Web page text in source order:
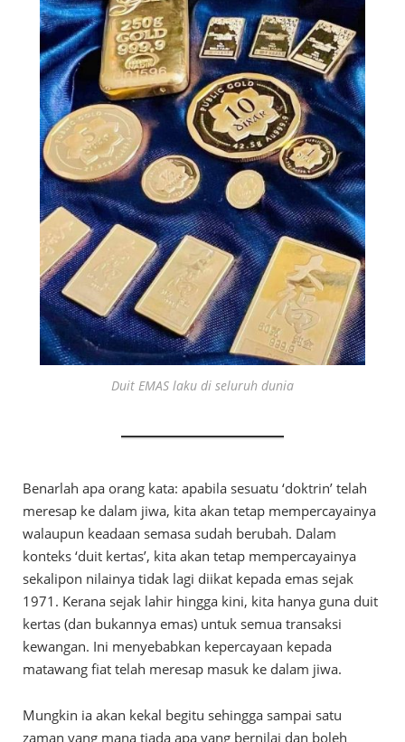
Duit EMAS laku di seluruh dunia
Benarlah apa orang kata: apabila sesuatu ‘doktrin’ telah
meresap ke dalam jiwa, kita akan tetap mempercayainya
walaupun keadaan semasa sudah berubah. Dalam
konteks ‘duit kertas’, kita akan tetap mempercayainya
sekalipon nilainya tidak lagi diikat kepada emas sejak
1971. Kerana sejak lahir hingga kini, kita hanya guna duit
kertas (dan bukannya emas) untuk semua transaksi
kewangan. Ini menyebabkan kepercayaan kepada
matawang fiat telah meresap masuk ke dalam jiwa.
Mungkin ia akan kekal begitu sehingga sampai satu
zaman yang mana tiada apa yang bernilai dan boleh